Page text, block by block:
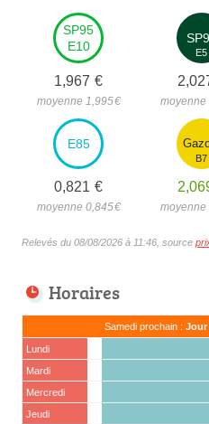
SP95
E10
1,967 €
moyenne 1,995€
E5
moyenne
E85
0,821 €
moyenne 0,845€
B7
moyenne
Relevés du 08/08/2026 à 11:46, source
Horaires
Samedi prochain : Jour
Lundi
Mardi
Mercredi
Jeudi